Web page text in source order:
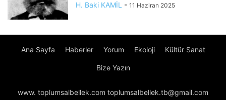
H. Baki KAMİL - 11 Haziran 2025
Ana Sayfa Haberler Yorum Ekoloji Kültür Sanat
Bize Yazın
www. toplumsalbellek.com toplumsalbellek.tb@gmail.com